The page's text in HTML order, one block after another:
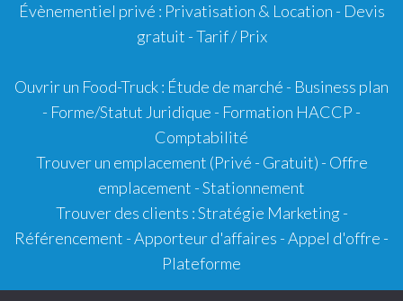
Évènementiel privé : Privatisation & Location - Devis
gratuit - Tarif / Prix
Ouvrir un Food-Truck: Étude de marché - Business plan
- Forme/Statut Juridique - Formation HACCP -
Comptabilité
Trouver un emplacement (Privé - Gratuit) - Offre
emplacement - Stationnement
Trouver des clients :Stratégie Marketing -
Référencement -Apporteur d'affaires -Appel d'offre -
Plateforme